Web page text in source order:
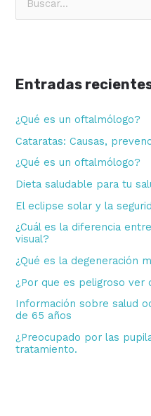
a
p
o
r
:
Entradas
¿Qué es un oftalmólogo?
Cataratas: Causas,
¿Qué es un oftalmólogo?
Dieta saludable para tu
El eclipse solar y la
¿Cuál es la diferencia
visual?
¿Qué es la degeneración
¿Por que es peligroso ver
Información sobre salud
de 65 años
¿Preocupado por las
tratamiento.